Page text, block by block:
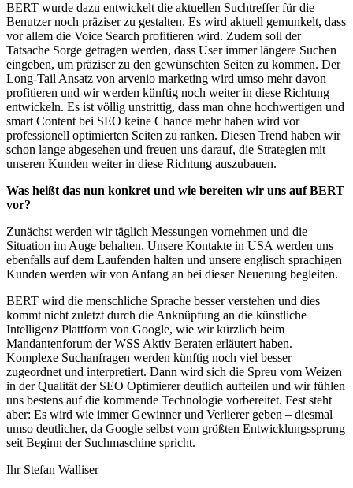
BERT wurde dazu entwickelt die aktuellen Suchtreffer für die
Benutzer noch präziser zu gestalten. Es wird aktuell gemunkelt, dass
vor allem die Voice Search profitieren wird. Zudem soll der
Tatsache Sorge getragen werden, dass User immer längere Suchen
eingeben, um präziser zu den gewünschten Seiten zu kommen. Der
Long-Tail Ansatz von arvenio marketing wird umso mehr davon
profitieren und wir werden künftig noch weiter in diese Richtung
entwickeln. Es ist völlig unstrittig, dass man ohne hochwertigen und
smart Content bei SEO keine Chance mehr haben wird vor
professionell optimierten Seiten zu ranken. Diesen Trend haben wir
schon lange abgesehen und freuen uns darauf, die Strategien mit
unseren Kunden weiter in diese Richtung auszubauen.
Was heißt das nun konkret und wie bereiten wir uns auf BERT
vor?
Zunächst werden wir täglich Messungen vornehmen und die
Situation im Auge behalten. Unsere Kontakte in USA werden uns
ebenfalls auf dem Laufenden halten und unsere englisch sprachigen
Kunden werden wir von Anfang an bei dieser Neuerung begleiten.
BERT wird die menschliche Sprache besser verstehen und dies
kommt nicht zuletzt durch die Anknüpfung an die künstliche
Intelligenz Plattform von Google, wie wir kürzlich beim
Mandantenforum der WSS Aktiv Beraten erläutert haben.
Komplexe Suchanfragen werden künftig noch viel besser
zugeordnet und interpretiert. Dann wird sich die Spreu vom Weizen
in der Qualität der SEO Optimierer deutlich aufteilen und wir fühlen
uns bestens auf die kommende Technologie vorbereitet. Fest steht
aber: Es wird wie immer Gewinner und Verlierer geben – diesmal
umso deutlicher, da Google selbst vom größten Entwicklungssprung
seit Beginn der Suchmaschine spricht.
Ihr Stefan Walliser